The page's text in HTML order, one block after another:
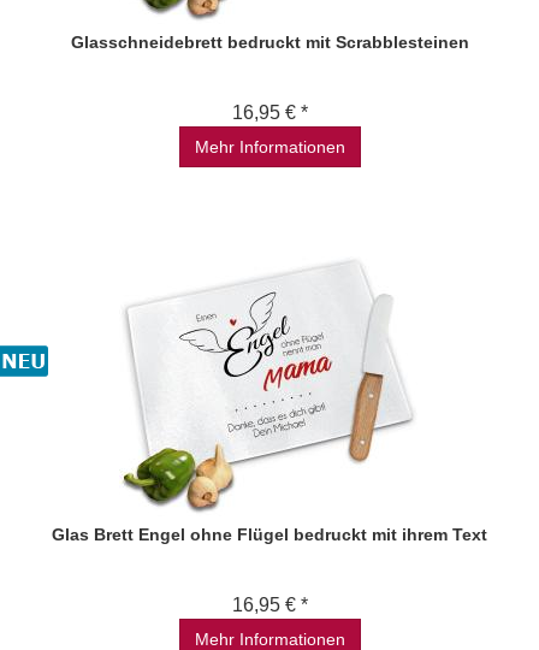
Glasschneidebrett bedruckt mit Scrabblesteinen
16,95 € *
Mehr Informationen
Glas Brett Engel ohne Flügel bedruckt mit ihrem Text
16,95 € *
Mehr Informationen